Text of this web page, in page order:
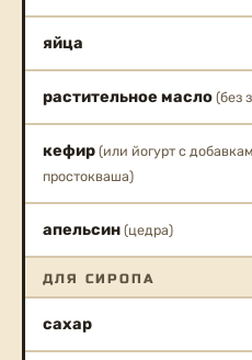
яйца
растительное масло (без
кефир (или йогурт с
простокваша)
апельсин (цедра)
ДЛЯ СИРОПА
сахар